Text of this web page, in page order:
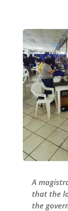
A
that the
the